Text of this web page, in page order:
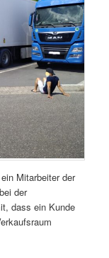
Mitarbeiter der
der
dass ein Kunde